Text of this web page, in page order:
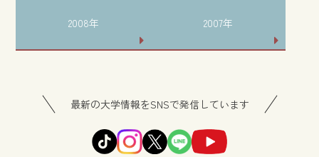
2008年 2007年
最新の大学情報をSNSで発信しています